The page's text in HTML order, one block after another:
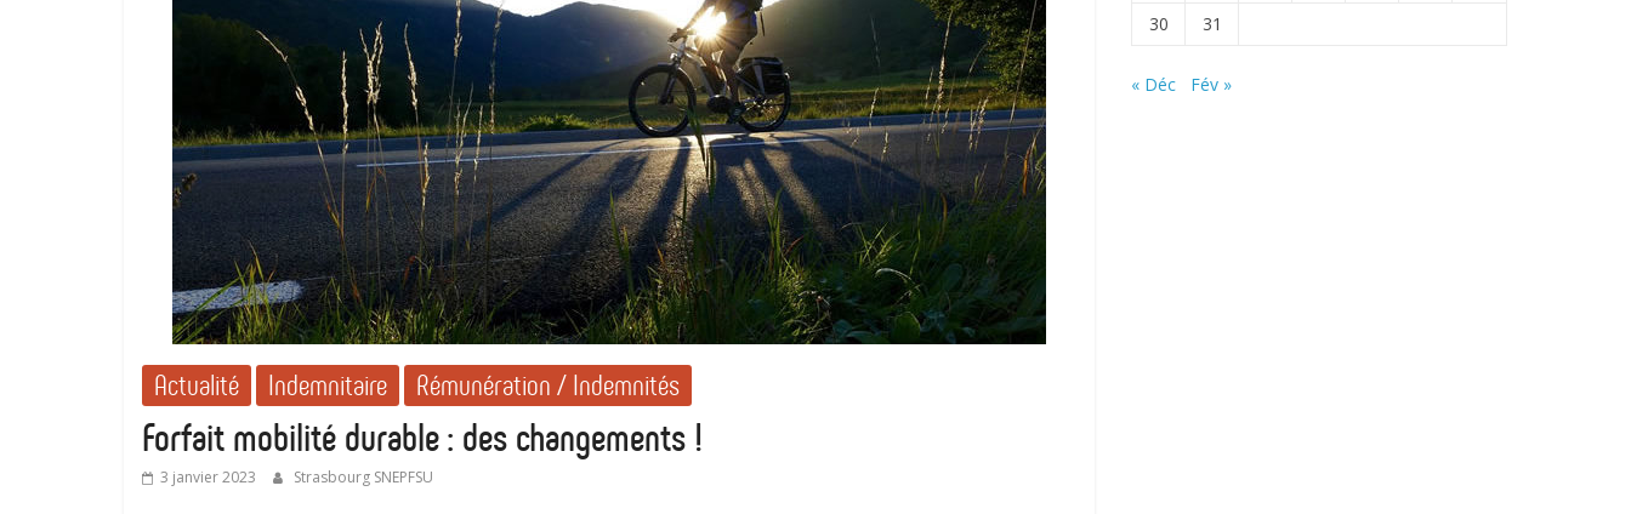
Actualité Indemnitaire Rémunération / Indemnités
Forfait mobilité durable : des changements !
3 janvier 2023 Strasbourg SNEPFSU
30
31
« Déc Fév »